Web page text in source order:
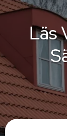
Läs